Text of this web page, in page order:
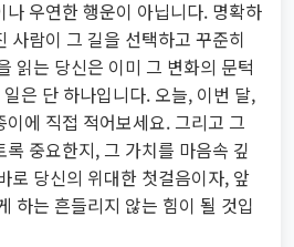
우연한 행운이 아닙니다. 명확하
사람이 그 길을 선택하고 꾸준히
읽는 당신은 이미 그 변화의 문턱
은 단 하나입니다. 오늘, 이번 달,
에 직접 적어보세요. 그리고 그
중요한지, 그 가치를 마음속 깊
로 당신의 위대한 첫걸음이자, 앞
하는 흔들리지 않는 힘이 될 것입